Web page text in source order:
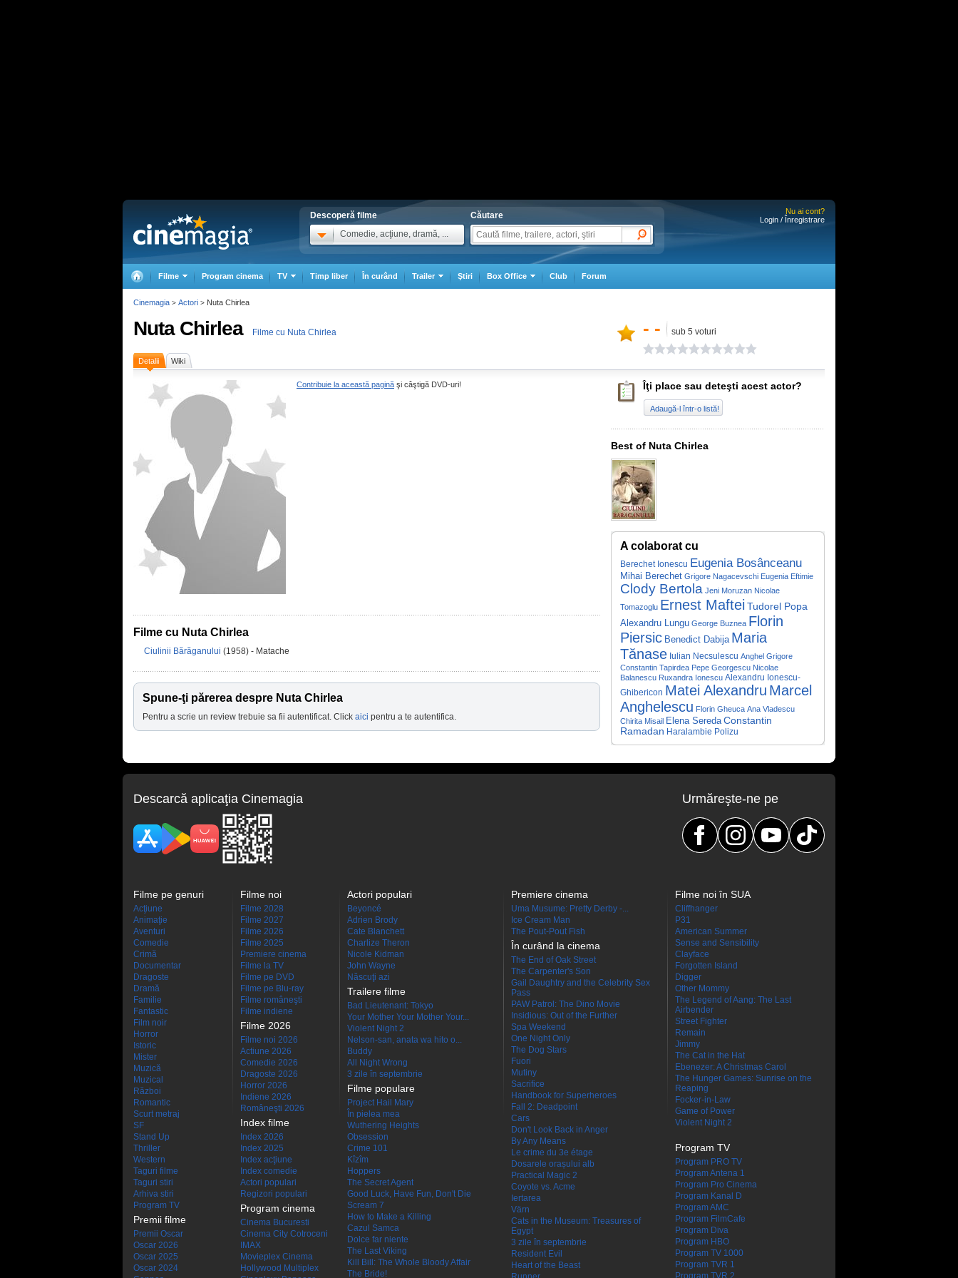
Descoperă filme
Comedie, acţiune, dramă, ...
Căutare
Nu ai cont?
Login / Înregistrare
Filme Program cinema TV Timp liber În curând Trailer Ştiri Box Office Club Forum
Nuta Chirlea Filme cu Nuta Chirlea - - sub 5 voturi
Detalii Wiki
Contribuie la această pagină şi câştigă DVD-uri!
Filme cu Nuta Chirlea
Ciulinii Bărăganului (1958) - Matache
Spune-ţi părerea despre Nuta Chirlea
Pentru a scrie un review trebuie sa fii autentificat. Click aici pentru a te autentifica.
Îţi place sau deteşti acest actor?
Adaugă-l într-o listă!
Best of Nuta Chirlea
A colaborat cu
Berechet Ionescu Eugenia Bosânceanu
Mihai Berechet Grigore Nagacevschi Eugenia Eftimie
Clody Bertola Jeni Moruzan Nicolae
Tomazoglu Ernest Maftei Tudorel Popa
Alexandru Lungu George Buznea Florin
Piersic Benedict Dabija Maria
Tănase Iulian Necsulescu Anghel Grigore
Constantin Tapirdea Pepe Georgescu Nicolae
Balanescu Ruxandra Ionescu Alexandru Ionescu-
Ghibericon Matei Alexandru Marcel
Anghelescu Florin Gheuca Ana Vladescu
Chirita Misail Elena Sereda Constantin
Ramadan Haralambie Polizu
Cinemagia > Actori > Nuta Chirlea
Descarcă aplicaţia Cinemagia Urmăreşte-ne pe
Filme pe genuri
Acţiune
Animaţie
Aventuri
Comedie
Crimă
Documentar
Dragoste
Dramă
Familie
Fantastic
Film noir
Horror
Istoric
Mister
Muzică
Muzical
Război
Romantic
Scurt metraj
SF
Stand Up
Thriller
Western
Taguri filme
Taguri stiri
Arhiva stiri
Program TV
Premii filme
Premii Oscar
Oscar 2026
Oscar 2025
Oscar 2024
Filme noi
Filme 2028
Filme 2027
Filme 2026
Filme 2025
Premiere cinema
Filme la TV
Filme pe DVD
Filme pe Blu-ray
Filme româneşti
Filme indiene
Filme 2026
Filme noi 2026
Actiune 2026
Comedie 2026
Dragoste 2026
Horror 2026
Indiene 2026
Româneşti 2026
Index filme
Index 2026
Index 2025
Index acţiune
Index comedie
Actori populari
Regizori populari
Program cinema
Cinema Bucuresti
Cinema City Cotroceni
IMAX
Movieplex Cinema
Hollywood Multiplex
Actori populari
Beyoncé
Adrien Brody
Cate Blanchett
Charlize Theron
Nicole Kidman
John Wayne
Născuţi azi
Trailere filme
Bad Lieutenant: Tokyo
Your Mother Your Mother Your...
Violent Night 2
Nelson-san, anata wa hito o...
Buddy
All Night Wrong
3 zile în septembrie
Filme populare
Project Hail Mary
În pielea mea
Wuthering Heights
Obsession
Crime 101
Kîzîm
Hoppers
The Secret Agent
Good Luck, Have Fun, Don't Die
Scream 7
How to Make a Killing
Cazul Samca
Dolce far niente
The Last Viking
Kill Bill: The Whole Bloody Affair
The Bride!
Premiere cinema
Uma Musume: Pretty Derby -...
Ice Cream Man
The Pout-Pout Fish
În curând la cinema
The End of Oak Street
The Carpenter's Son
Gail Daughtry and the Celebrity Sex
Pass
PAW Patrol: The Dino Movie
Insidious: Out of the Further
Spa Weekend
One Night Only
The Dog Stars
Fuori
Mutiny
Sacrifice
Handbook for Superheroes
Fall 2: Deadpoint
Cars
Don't Look Back in Anger
By Any Means
Le crime du 3e étage
Dosarele orașului alb
Practical Magic 2
Coyote vs. Acme
Iertarea
Värn
Cats in the Museum: Treasures of
Egypt
3 zile în septembrie
Resident Evil
Heart of the Beast
Filme noi în SUA
Cliffhanger
P31
American Summer
Sense and Sensibility
Clayface
Forgotten Island
Digger
Other Mommy
The Legend of Aang: The Last
Airbender
Street Fighter
Remain
Jimmy
The Cat in the Hat
Ebenezer: A Christmas Carol
The Hunger Games: Sunrise on the
Reaping
Focker-in-Law
Game of Power
Violent Night 2
Program TV
Program PRO TV
Program Antena 1
Program Pro Cinema
Program Kanal D
Program AMC
Program FilmCafe
Program Diva
Program HBO
Program TV 1000
Program TVR 1
Program TVR 2